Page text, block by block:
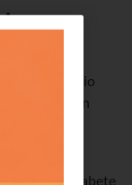
erromatar
zibilizazio
Gerraren
da.
horrek 6 hilabete